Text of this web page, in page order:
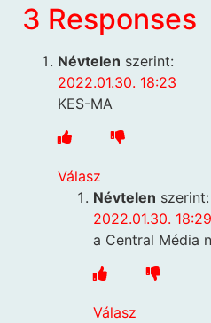
3 Responses
Névtelen szerint:
2022.01.30. 18:23
KES-MA
Válasz
Névtelen szerint:
2022.01.30. 18:29
a Central Média
Válasz